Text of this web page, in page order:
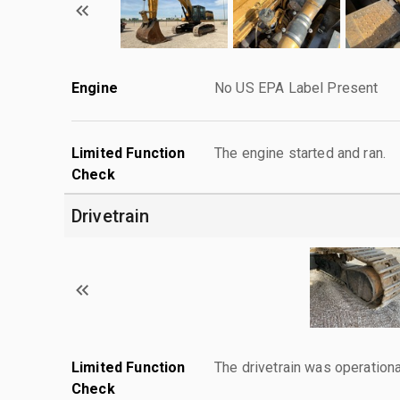
Engine No US EPA Label Present
Limited Function
Check
The engine started and ran.
Drivetrain
Limited Function
Check
The drivetrain was